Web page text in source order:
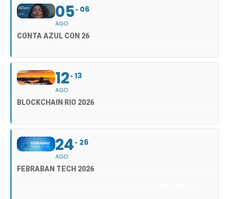
05
AGO
06
CONTA AZUL CON 26
12
AGO
13
BLOCKCHAIN RIO 2026
24
AGO
26
FEBRABAN TECH 2026